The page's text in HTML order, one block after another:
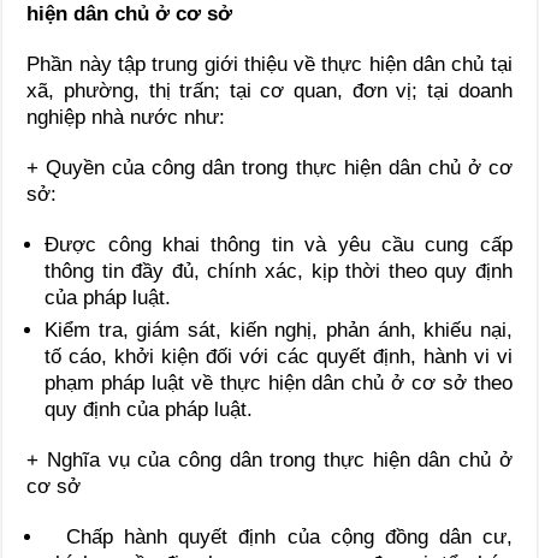
hiện dân chủ ở cơ sở
Phần này tập trung giới thiệu về thực hiện dân chủ tại
xã, phường, thị trấn; tại cơ quan, đơn vị; tại doanh
nghiệp nhà nước như:
+ Quyền của công dân trong thực hiện dân chủ ở cơ
sở:
Được công khai thông tin và yêu cầu cung cấp
thông tin đầy đủ, chính xác, kịp thời theo quy định
của pháp luật.
Kiểm tra, giám sát, kiến nghị, phản ánh, khiếu nại,
tố cáo, khởi kiện đối với các quyết định, hành vi vi
phạm pháp luật về thực hiện dân chủ ở cơ sở theo
quy định của pháp luật.
+ Nghĩa vụ của công dân trong thực hiện dân chủ ở
cơ sở
Chấp hành quyết định của cộng đồng dân cư,